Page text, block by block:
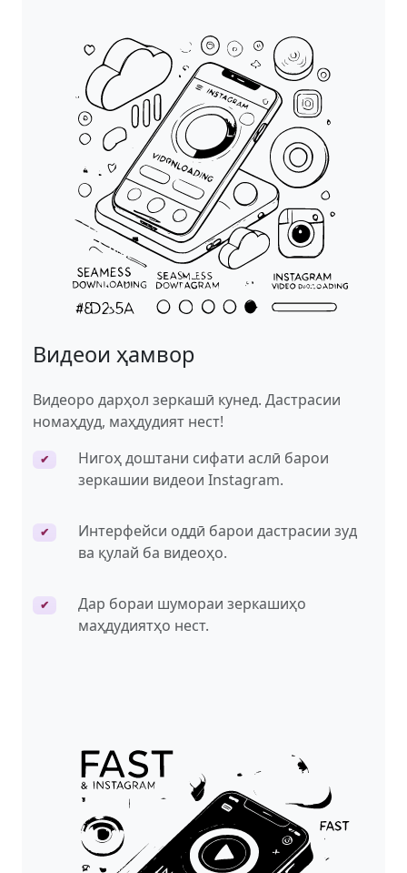
Видеои ҳамвор
Видеоро дарҳол зеркашӣ кунед. Дастрасии
номаҳдуд, маҳдудият нест!
✔
Нигоҳ доштани сифати аслӣ барои
зеркашии видеои Instagram.
✔
Интерфейси оддӣ барои дастрасии зуд
ва қулай ба видеоҳо.
✔
Дар бораи шумораи зеркашиҳо
маҳдудиятҳо нест.